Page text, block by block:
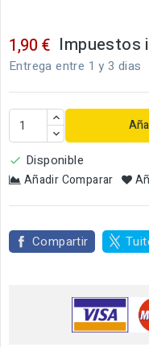
1,90 € Impuestos
Entrega entre 1 y 3 dias
 Disponible
Añadir Comparar
Compartir